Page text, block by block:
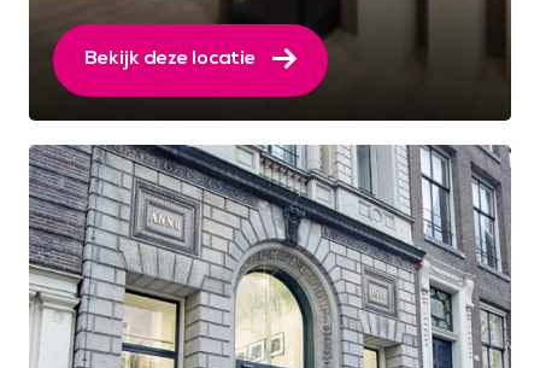
Bekijk deze locatie